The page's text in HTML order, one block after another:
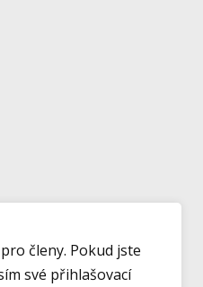
členy. Pokud jste
své přihlašovací